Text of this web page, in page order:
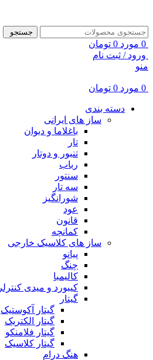
جستجو
0 مورد 0 تومان
ورود / ثبت نام
منو
0 مورد 0 تومان
دسته بندی
ساز های ایرانی
باغلاما و دیوان
تار
تنبور و دوتار
رباب
سنتور
سه تار
شورانگیز
عود
قانون
کمانچه
ساز های کلاسیک خارجی
پیانو
چنگ
کالیمبا
کیبورد و میدی کنترلر
گیتار
گیتار آکوستیک
گیتار الکتریک
گیتار فلامنکو
گیتار کلاسیک
هنگ درام